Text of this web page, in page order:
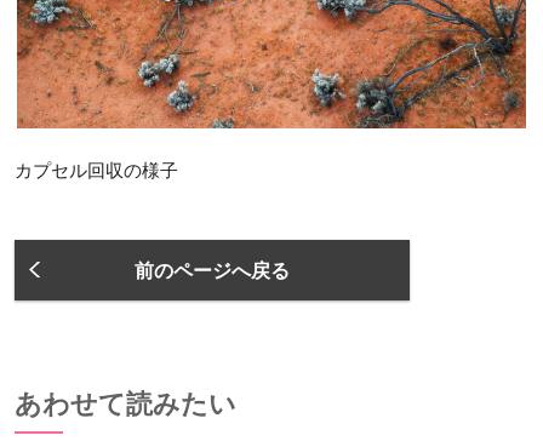
カプセル回収の様子
前のページへ戻る
あわせて読みたい